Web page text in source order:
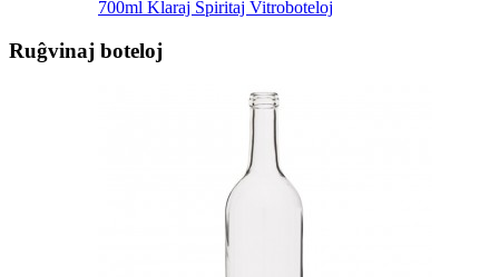
700ml Klaraj Spiritaj Vitroboteloj
Ruĝvinaj boteloj